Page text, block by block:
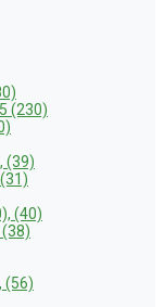
(230)
(39)
(40)
(56)